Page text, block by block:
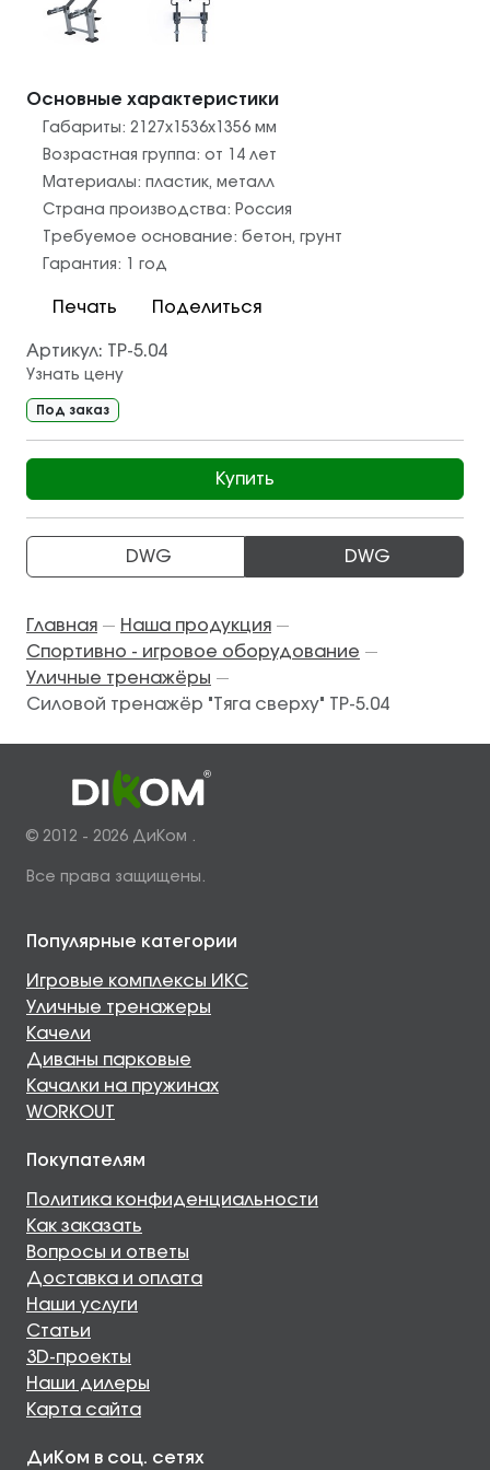
Основные характеристики
Габариты: 2127x1536x1356 мм
Возрастная группа: от 14 лет
Материалы: пластик, металл
Страна производства: Россия
Требуемое основание: бетон, грунт
Гарантия:
1 год
Печать Поделиться
Артикул: ТР-5.04
Узнать цену
Под заказ
Купить
DWG DWG
Главная — Наша продукция —
Спортивно - игровое оборудование —
Уличные тренажёры —
Силовой тренажёр "Тяга сверxу" ТР-5.04
© 2012 - 2026 ДиКом .
Все права защищены.
Популярные категории
Игровые комплексы ИКС
Уличные тренажеры
Качели
Диваны парковые
Качалки на пружинах
WORKOUT
Покупателям
Политика конфиденциальности
Как заказать
Вопросы и ответы
Доставка и оплата
Наши услуги
Статьи
3D-проекты
Наши дилеры
Карта сайта
ДиКом в соц. сетях